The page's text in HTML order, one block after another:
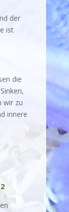
der
ist
die
wir zu
innere